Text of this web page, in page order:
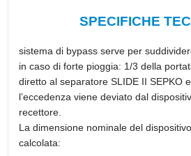
SPECIFICHE
sistema di bypass serve per
in caso di forte pioggia: 1/3 della
diretto al separatore SLIDE II SEPKO
l’eccedenza viene deviato dal
recettore.
La dimensione nominale del
calcolata: